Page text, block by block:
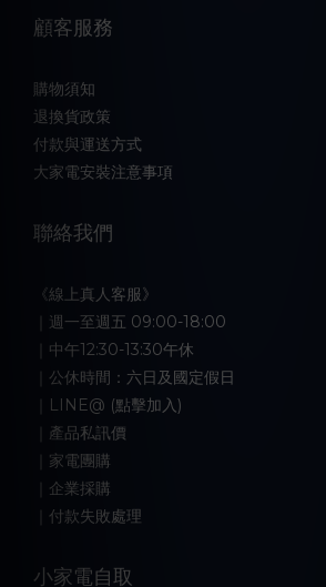
顧客服務
購物須知
退換貨政策
付款與運送方式
大家電安裝注意事項
聯絡我們
《線上真人客服》
｜週一至週五 09:00-18:00
｜中午12:30-13:30午休
｜公休時間：六日及國定假日
｜LINE@ (點擊加入)
｜產品私訊價
｜家電團購
｜企業採購
｜付款失敗處理
小家電自取